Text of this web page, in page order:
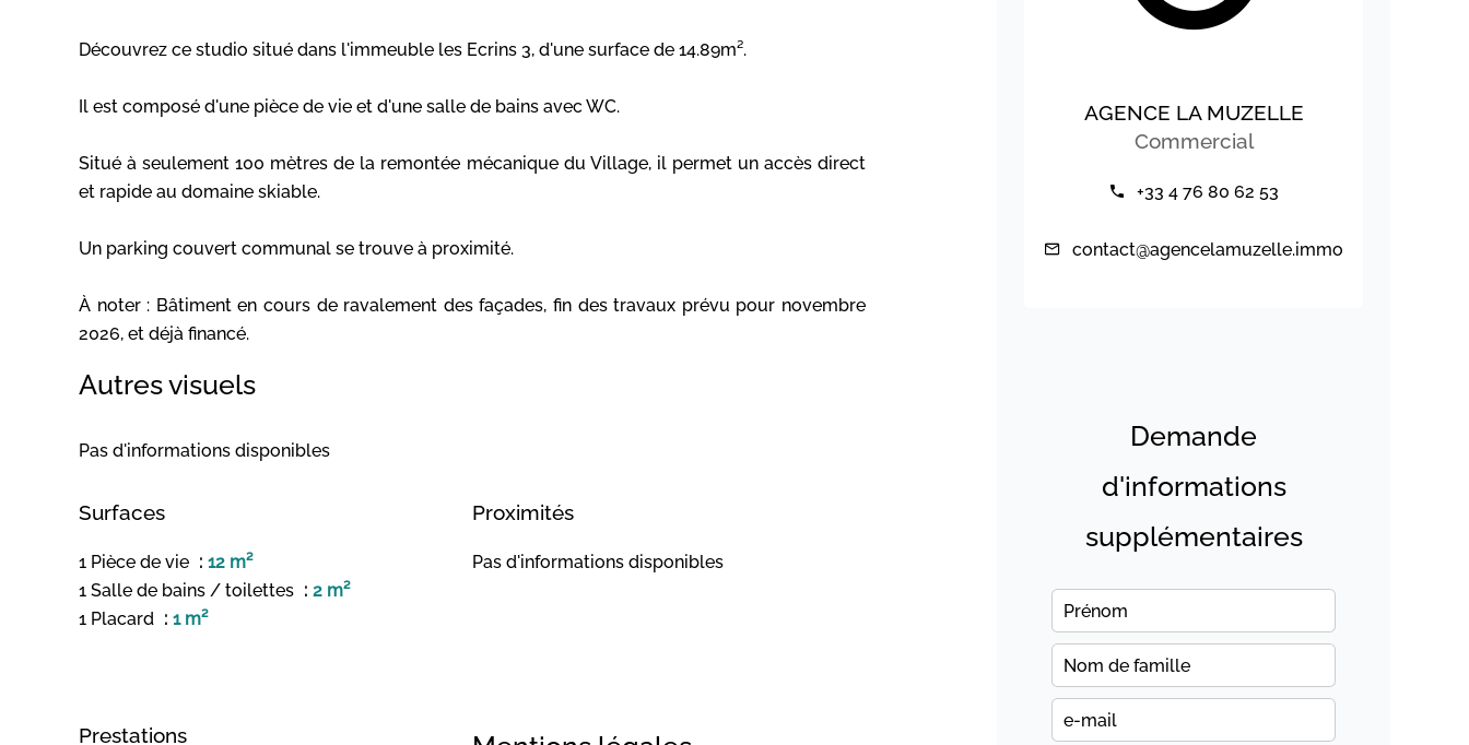
Découvrez ce studio situé dans l'immeuble les Ecrins 3, d'une surface de 14.89m².
Il est composé d'une pièce de vie et d'une salle de bains avec WC.
Situé à seulement 100 mètres de la remontée mécanique du Village, il permet un accès direct
et rapide au domaine skiable.
Un parking couvert communal se trouve à proximité.
À noter : Bâtiment en cours de ravalement des façades, fin des travaux prévu pour novembre
2026, et déjà financé.
Autres visuels
Pas d'informations disponibles
Surfaces
1 Pièce de vie
12 m²
1 Salle de bains / toilettes
2 m²
1 Placard
1 m²
Proximités
Pas d'informations disponibles
Prestations
AGENCE LA MUZELLE
Commercial
+33 4 76 80 62 53
contact@agencelamuzelle.immo
Demande
d'informations
supplémentaires